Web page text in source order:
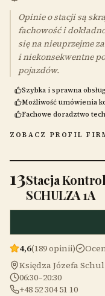
Opinie o stacji są
fachowość i
się na nieuprzejme
i niekonsekwentne
pojazdów.
Szybka i sprawna
Możliwość umówienia
Fachowe doradztwo
ZOBACZ PROFIL
13Stacja
SCHULZA 1A
4,6(189 opinii)
Księdza Józefa
06:30–20:30
+48 52 304 51 10